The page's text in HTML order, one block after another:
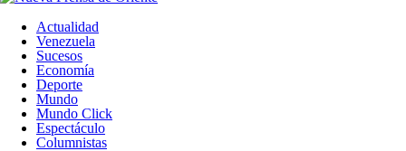
Actualidad
Venezuela
Sucesos
Economía
Deporte
Mundo
Mundo Click
Espectáculo
Columnistas